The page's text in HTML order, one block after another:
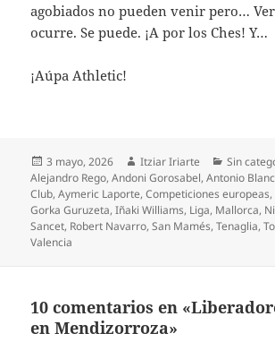
agobiados no pueden venir pero…
ocurre. Se puede. ¡A por los Ches! Y…
¡Aúpa Athletic!
Publicado
el
3 mayo, 2026 Autor
Itziar Iriarte Sin
Alejandro Rego,Andoni Gorosabel,Antonio
Club,Aymeric Laporte,Competiciones europeas,
Gorka Guruzeta,Iñaki Williams, Liga, Mallorca,
Sancet, Robert Navarro,San Mamés,Tenaglia,
Valencia
10 comentarios en
en Mendizorroza»